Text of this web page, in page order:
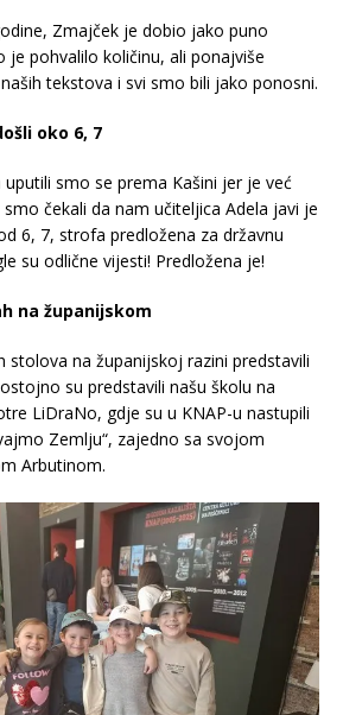
Zmajček je dobio jako puno
je pohvalilo količinu, ali ponajviše
tekstova i svi smo bili jako ponosni.
oko 6, 7
smo se prema Kašini jer je već
čekali da nam učiteljica Adela javi je
6, 7, strofa predložena za državnu
su odlične vijesti! Predložena je!
na županijskom
stolova na županijskoj razini predstavili
su predstavili našu školu na
LiDraNo, gdje su u KNAP-u nastupili
Zemlju“, zajedno sa svojom
Arbutinom.